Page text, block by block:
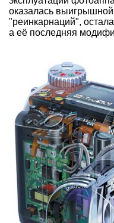
оказалась
"реинкарнаций",
а её последняя